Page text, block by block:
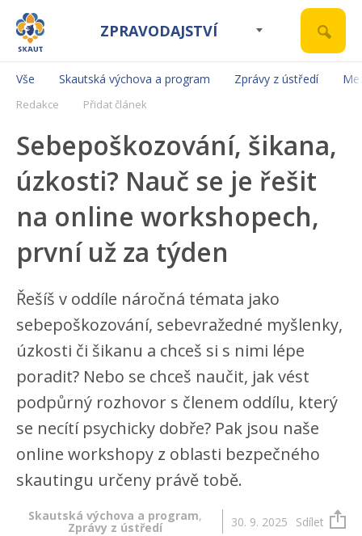
ZPRAVODAJSTVÍ
Vše Skautská výchova a program Zprávy z ústředí
Redakce Přidat článek
Sebepoškozování, šikana,
úzkosti? Nauč se je řešit
na online workshopech,
první už za týden
Řešíš v oddíle náročná témata jako
sebepoškozování, sebevražedné myšlenky,
úzkosti či šikanu a chceš si s nimi lépe
poradit? Nebo se chceš naučit, jak vést
podpůrný rozhovor s členem oddílu, který
se necítí psychicky dobře? Pak jsou naše
online workshopy z oblasti bezpečného
skautingu určeny právě tobě.
Skautská výchova a program,
Zprávy z ústředí 30. 9. 2025 Sdílet